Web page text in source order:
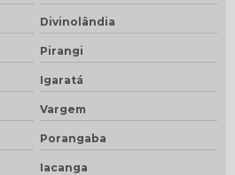
Divinolândia
Pirangi
Igaratá
Vargem
Porangaba
Iacanga